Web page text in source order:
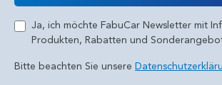
Ja, ich möchte FabuCar Newsletter mit
Produkten, Rabatten und
Bitte beachten Sie unsere